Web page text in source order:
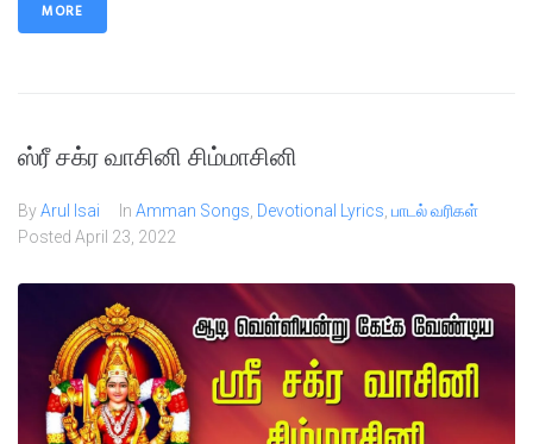
MORE
ஸ்ரீ சக்ர வாசினி சிம்மாசினி
ByArul Isai In Amman Songs, Devotional Lyrics, பாடல் வரிகள்
Posted April 23, 2022